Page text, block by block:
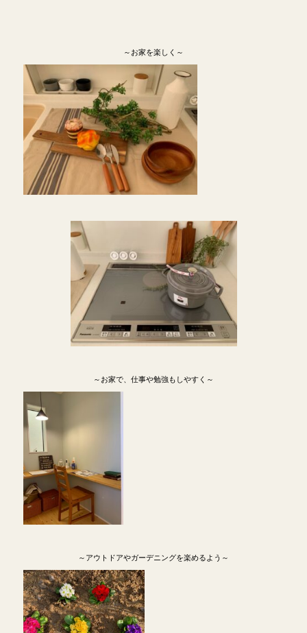
～お家を楽しく～
～お家で、仕事や勉強もしやすく～
～アウトドアやガーデニングを楽めるよう～